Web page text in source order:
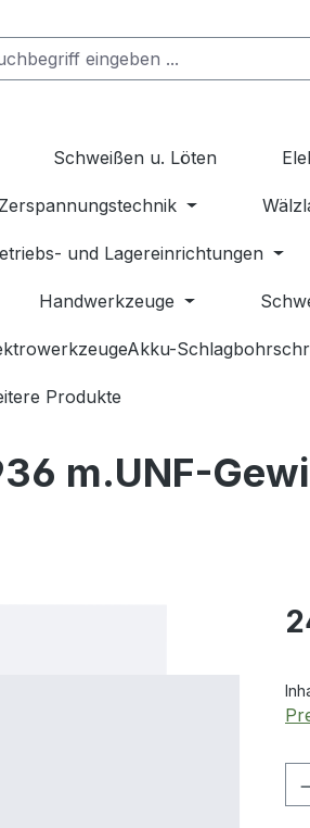
Schweißen u. Löten
Zerspannungstechnik
und Lagereinrichtungen
Handwerkzeuge
Produkte
m.UNF-